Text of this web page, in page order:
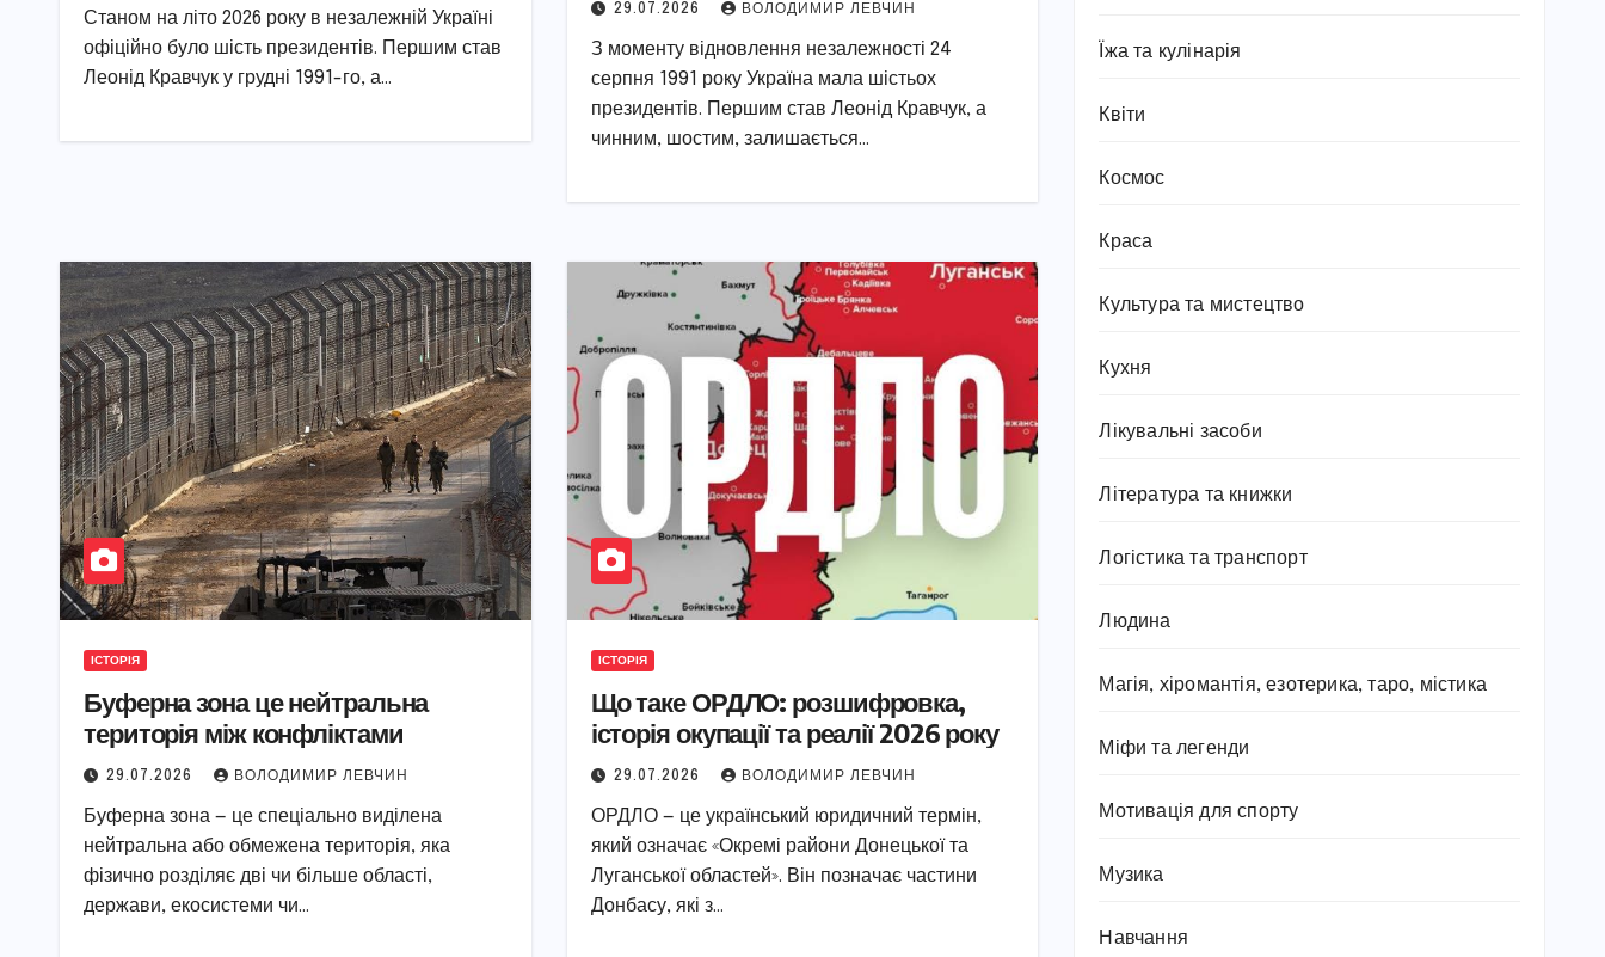
Станом на літо 2026 року в незалежній Україні
офіційно було шість президентів. Першим став
Леонід Кравчук у грудні 1991-го, а…
29.07.2026 ВОЛОДИМИР ЛЕВЧИН
З моменту відновлення незалежності 24
серпня 1991 року Україна мала шістьох
президентів. Першим став Леонід Кравчук, а
чинним, шостим, залишається…
ІСТОРІЯ
Буферна зона це нейтральна
територія між конфліктами
29.07.2026 ВОЛОДИМИР ЛЕВЧИН
Буферна зона — це спеціально виділена
нейтральна або обмежена територія, яка
фізично розділяє дві чи більше області,
держави, екосистеми чи…
ІСТОРІЯ
Що таке ОРДЛО: розшифровка,
історія окупації та реалії 2026 року
29.07.2026 ВОЛОДИМИР ЛЕВЧИН
ОРДЛО — це український юридичний термін,
який означає «Окремі райони Донецької та
Луганської областей». Він позначає частини
Донбасу, які з…
Їжа та кулінарія
Квіти
Космос
Краса
Культура та мистецтво
Кухня
Лікувальні засоби
Література та книжки
Логістика та транспорт
Людина
Магія, хіромантія, езотерика, таро, містика
Міфи та легенди
Мотивація для спорту
Музика
Навчання